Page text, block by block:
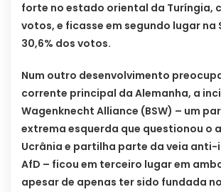
forte no estado oriental da Turíngia,
votos, e ficasse em segundo lugar na
30,6% dos votos.
Num outro desenvolvimento
corrente principal da Alemanha, a
Wagenknecht Alliance (BSW) – um
extrema esquerda que questionou o
Ucrânia e partilha parte da veia
AfD – ficou em terceiro lugar em
apesar de apenas ter sido fundada